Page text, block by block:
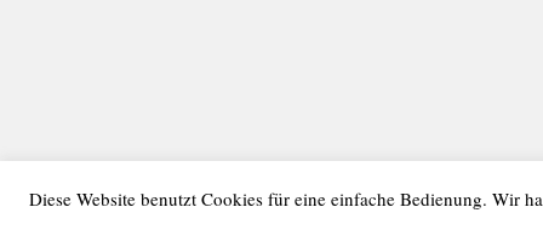
Diese Website benutzt Cookies für eine einfache Bedienung. Wir